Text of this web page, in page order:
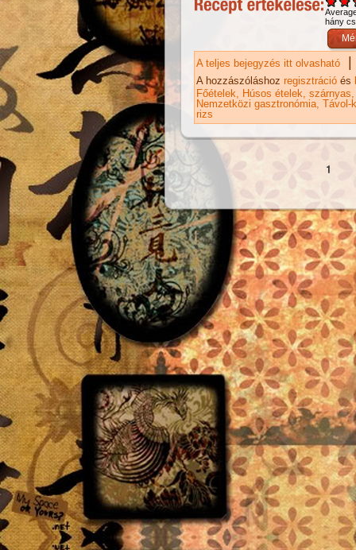
hány
A teljes bejegyzés itt olvasható |
A hozzászóláshoz regisztráció és
Főételek
Húsos ételek szárnyas
Nemzetközi gasztronómia Távol-
rizs
Oldalak